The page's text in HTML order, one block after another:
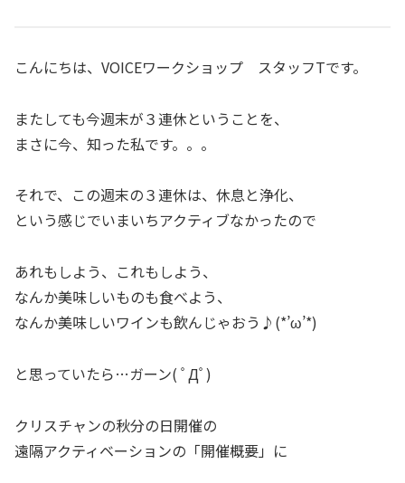
こんにちは、VOICEワークショップ スタッフTです。
またしても今週末が３連休ということを、
まさに今、知った私です。。。
それで、この週末の３連休は、休息と浄化、
という感じでいまいちアクティブなかったので
あれもしよう、これもしよう、
なんか美味しいものも食べよう、
なんか美味しいワインも飲んじゃおう♪(*’ω’*)
と思っていたら…ガーン( ﾟДﾟ)
クリスチャンの秋分の日開催の
遠隔アクティベーションの「開催概要」に